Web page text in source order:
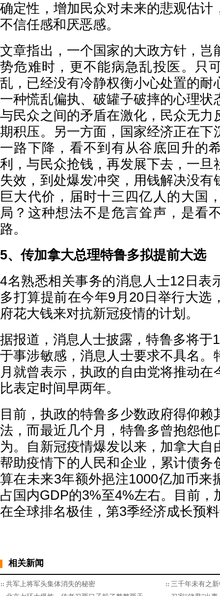
确定性，增加民众对未来的悲观估计
不信任感和厌恶感。
文章指出，一个国家的大政方针，岂
势危难时，更不能病急乱投医。只
乱，已经没有冷静权衡小心处置的耐
一种慌乱偏执、破罐子破摔的心理状
与民众之间的矛盾在激化，民众无力
期积压。另一方面，国家经济正在下
一路下降，看不到有从谷底回升的
利，与民众抢钱，再发展下去，一旦
失效，到处爆发冲突，用钱解决没有
巨大代价，届时十三四亿人的大国
局？这种想法不是危言耸声，是看
路。
5、传加拿大总理特鲁多拟提前大选
4名熟悉相关事务的消息人士12日表
多打算提前在今年9月20日举行大选
府花大钱来对抗新冠疫情的计划。
据报道，消息人士披露，特鲁多将于
于事涉敏感，消息人士要求不具名。
月就曾表示，执政的自由党将推动在
比表定时间早两年。
目前，执政的特鲁多少数政府得仰赖
法，而最近几个月，特鲁多曾抱怨他
为。自新冠疫情爆发以来，加拿大自
帮助疫情下的人民和企业，累计债务
算在未来3年额外挹注1000亿加币来
占国内GDP的3%至4%左右。目前，
在全球排名极佳，第3季经济成长预
相关新闻
共军上将军头集体消失的秘密
三千年未有之